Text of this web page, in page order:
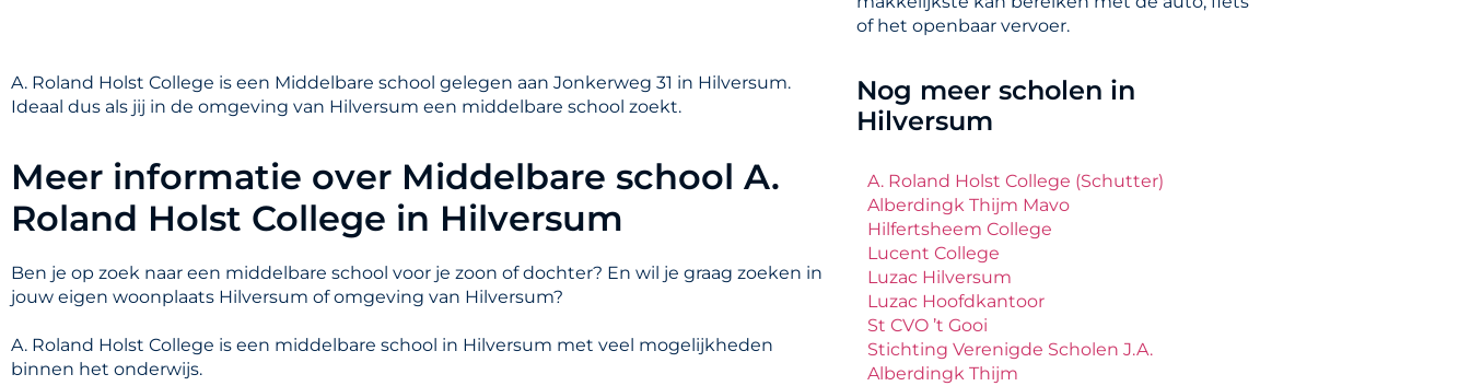
A. Roland Holst College is een Middelbare school gelegen aan Jonkerweg 31 in Hilversum.
Ideaal dus als jij in de omgeving van Hilversum een middelbare school zoekt.
Meer informatie over Middelbare school A.
Roland Holst College in Hilversum
Ben je op zoek naar een middelbare school voor je zoon of dochter? En wil je graag zoeken in
jouw eigen woonplaats Hilversum of omgeving van Hilversum?
A. Roland Holst College is een middelbare school in Hilversum met veel mogelijkheden
binnen het onderwijs.
of het openbaar vervoer.
Nog meer scholen in
Hilversum
A. Roland Holst College (Schutter)
Alberdingk Thijm Mavo
Hilfertsheem College
Lucent College
Luzac Hilversum
Luzac Hoofdkantoor
St CVO ’t Gooi
Stichting Verenigde Scholen J.A.
Alberdingk Thijm